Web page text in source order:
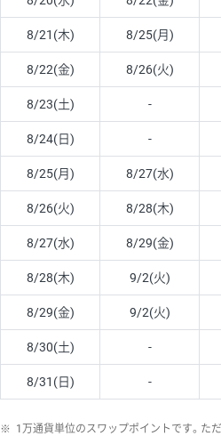
8/21(木) 8/25(月)
8/22(金) 8/26(火)
8/23(土) -
8/24(日) -
8/25(月) 8/27(水)
8/26(火) 8/28(木)
8/27(水) 8/29(金)
8/28(木) 9/2(火)
8/29(金) 9/2(火)
8/30(土) -
8/31(日) -
※ 1万通貨単位のスワップポイントです。た